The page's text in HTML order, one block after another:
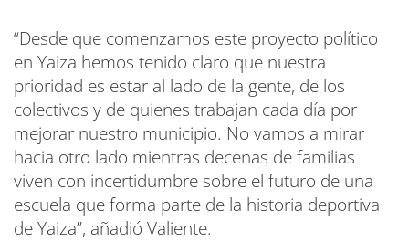
“Desde que comenzamos este proyecto político
en Yaiza hemos tenido claro que nuestra
prioridad es estar al lado de la gente, de los
colectivos y de quienes trabajan cada día por
mejorar nuestro municipio. No vamos a mirar
hacia otro lado mientras decenas de familias
viven con incertidumbre sobre el futuro de una
escuela que forma parte de la historia deportiva
de Yaiza”, añadió Valiente.